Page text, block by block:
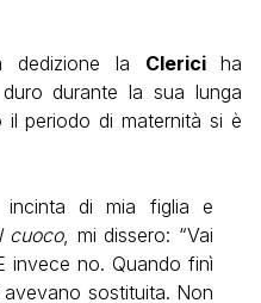
dedizione la Clerici ha
durante la sua lunga
il periodo di maternità si è
di mia figlia e
cuoco, mi dissero: “Vai
invece no. Quando finì
sostituita. Non